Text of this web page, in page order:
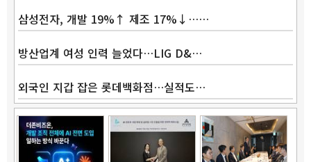
삼성전자, 개발 19%↑ 제조 17%↓……
방산업계 여성 인력 늘었다…LIG D&…
외국인 지갑 잡은 롯데백화점…실적도…